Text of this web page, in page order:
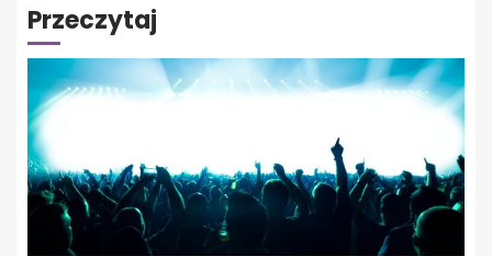
Przeczytaj